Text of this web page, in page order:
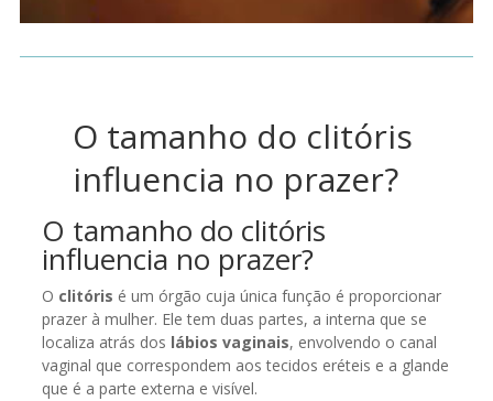
O tamanho do clitóris
influencia no prazer?
O tamanho do clitóris
influencia no prazer?
O clitóris é um órgão cuja única função é proporcionar
prazer à mulher. Ele tem duas partes, a interna que se
localiza atrás dos lábios vaginais, envolvendo o canal
vaginal que correspondem aos tecidos eréteis e a glande
que é a parte externa e visível.